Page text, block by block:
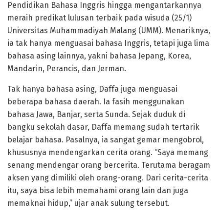
Pendidikan Bahasa Inggris hingga mengantarkannya
meraih predikat lulusan terbaik pada wisuda (25/1)
Universitas Muhammadiyah Malang (UMM). Menariknya,
ia tak hanya menguasai bahasa Inggris, tetapi juga lima
bahasa asing lainnya, yakni bahasa Jepang, Korea,
Mandarin, Perancis, dan Jerman.
Tak hanya bahasa asing, Daffa juga menguasai
beberapa bahasa daerah. Ia fasih menggunakan
bahasa Jawa, Banjar, serta Sunda. Sejak duduk di
bangku sekolah dasar, Daffa memang sudah tertarik
belajar bahasa. Pasalnya, ia sangat gemar mengobrol,
khususnya mendengarkan cerita orang. “Saya memang
senang mendengar orang bercerita. Terutama beragam
aksen yang dimiliki oleh orang-orang. Dari cerita-cerita
itu, saya bisa lebih memahami orang lain dan juga
memaknai hidup,” ujar anak sulung tersebut.